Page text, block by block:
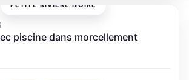
PETITE RIVIÈRE NOIRE
piscine dans morcellement